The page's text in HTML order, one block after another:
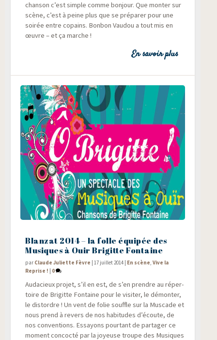
chan­son c’est simple comme bon­jour. Que mon­ter sur
scène, c’est à peine plus que se pré­pa­rer pour une
soi­rée entre copains. Bon­bon Vau­dou a tout mis en
œuvre – et ça marche !
En savoir plus
Blanzat 2014 – la folle équipée des
Musiques à Ouir Brigitte Fontaine
par Claude Juliette Fèvre |17 juillet 2014 En scène,Vive la
Reprise !
0
Auda­cieux pro­jet, s’il en est, de s’en prendre au réper­
toire de Bri­gitte Fon­taine pour le visi­ter, le démon­ter,
le dis­tordre ! Un vent de folie souffle sur la Mus­cade et
nous prend à revers de nos habi­tudes d’écoute, de
nos conven­tions. Essayons pour­tant de par­ta­ger ce
moment concoc­té par la joyeuse troupe des Musiques